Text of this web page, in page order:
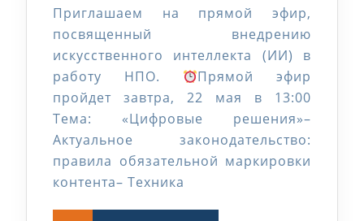
Приглашаем на прямой эфир,
посвященный внедрению
искусственного интеллекта (ИИ) в
работу НПО.
Прямой эфир
пройдет завтра, 22 мая в 13:00
Тема: «Цифровые решения»–
Актуальное законодательство:
правила обязательной маркировки
контента– Техника